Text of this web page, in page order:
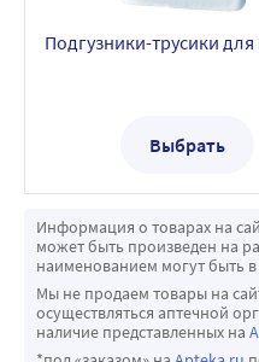
Выбрать
Информация о товарах на
может быть произведен на
наименованием могут быть в
Мы не продаем товары на
осуществляться аптечной
наличие представленных на